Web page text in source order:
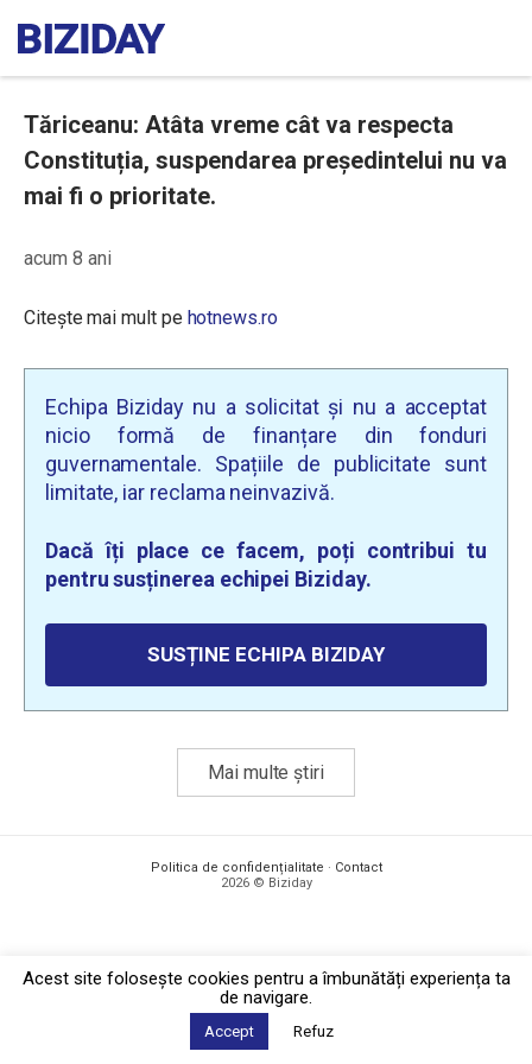
Tăriceanu: Atâta vreme cât va respecta
Constituția, suspendarea președintelui nu va
mai fi o prioritate.
acum 8 ani
Citește mai mult pe hotnews.ro
Echipa Biziday nu a solicitat și nu a acceptat
nicio formă de finanțare din fonduri
guvernamentale. Spațiile de publicitate sunt
limitate, iar reclama neinvazivă.
Dacă îți place ce facem, poți contribui tu
pentru susținerea echipei Biziday.
SUSȚINE ECHIPA BIZIDAY
Mai multe știri
Politica de confidențialitate · Contact
2026 © Biziday
Acest site foloseşte cookies pentru a îmbunătăți experiența ta
de navigare.
Accept Refuz